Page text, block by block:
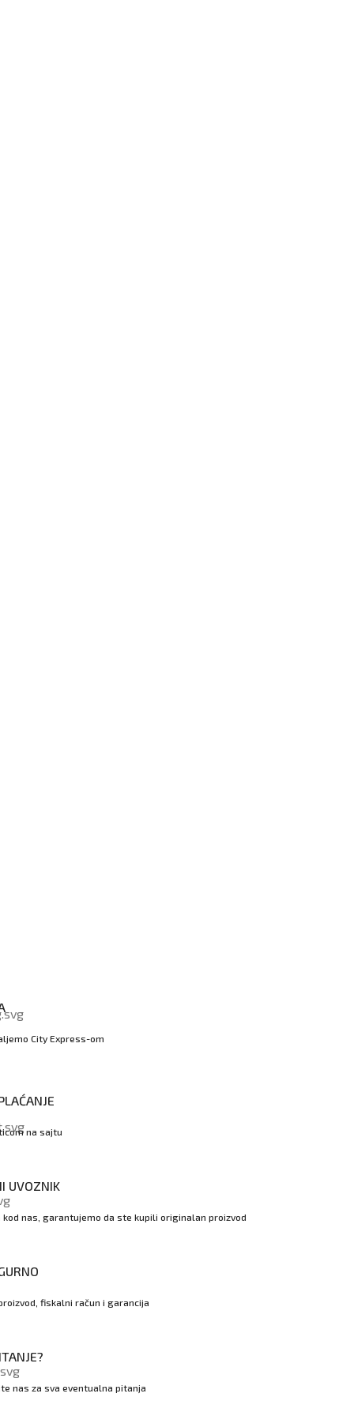
City Express-om
na sajtu
UVOZNIK
kod nas, garantujemo da ste kupili originalan proizvod
fiskalni račun i garancija
nas za sva eventualna pitanja